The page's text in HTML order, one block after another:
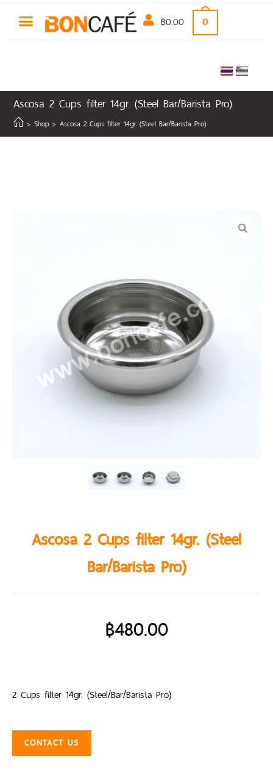
฿0.00 0
Ascosa 2 Cups filter 14gr. (Steel Bar/Barista Pro)
> Shop > Ascosa 2 Cups filter 14gr. (Steel Bar/Barista Pro)
Ascosa 2 Cups filter 14gr. (Steel
Bar/Barista Pro)
฿480.00
2 Cups filter 14gr. (Steel/Bar/Barista Pro)
CONTACT US